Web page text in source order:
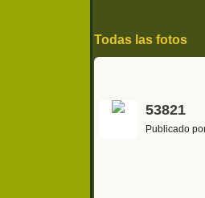
Todas las fotos
53821
Publicado